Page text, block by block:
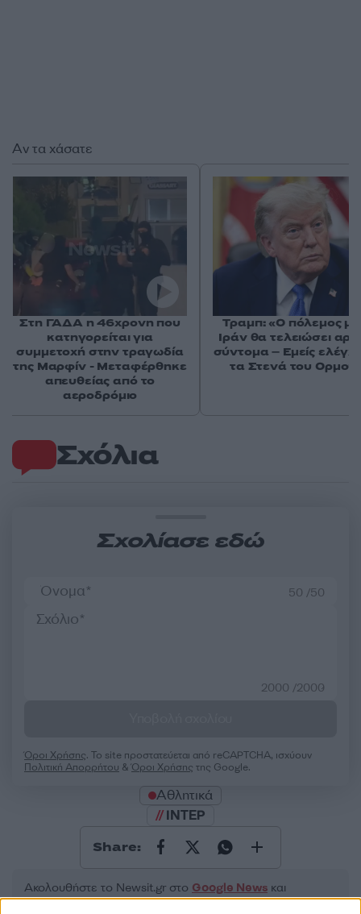
Σχόλια
Σχολίασε εδώ
50 /50
2000 /2000
Όροι Χρήσης. Το site προστατεύεται από reCAPTCHA, ισχύουν
Πολιτική Απορρήτου &Όροι Χρήσης της Google.
Αθλητικά
ΙΝΤΕΡ
Share:
Ακολουθήστε το Νewsit.gr στο Google News και
ενημερωθείτε πρώτοι για όλη την ειδησεογραφία και τα
Αν τα χάσατε
Στη ΓΑΔΑ η 46χρονη που
κατηγορείται για
συμμετοχή στην τραγωδία
της Μαρφίν - Μεταφέρθηκε
απευθείας από το
αεροδρόμιο
Τραμπ: «Ο πόλεμος με
Ιράν θα τελειώσει
σύντομα – Εμείς
τα Στενά του